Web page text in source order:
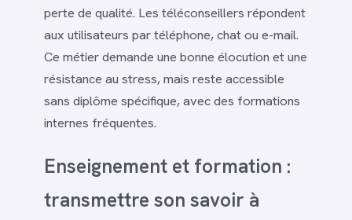
perte de qualité. Les téléconseillers répondent
aux utilisateurs par téléphone, chat ou e-mail.
Ce métier demande une bonne élocution et une
résistance au stress, mais reste accessible
sans diplôme spécifique, avec des formations
internes fréquentes.
Enseignement et formation :
transmettre son savoir à